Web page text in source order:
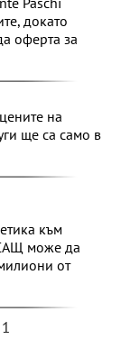
докато
оферта за
на
ще са само в
към
може да
от
1